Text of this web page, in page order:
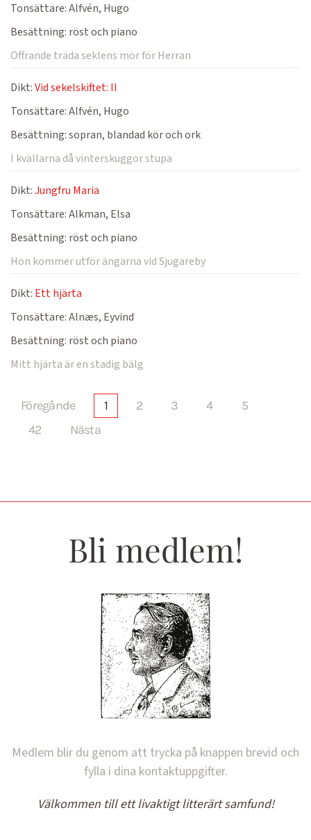
Tonsättare:Alfvén, Hugo
Besättning: röst och piano
Offrande träda seklens mör för Herran
Dikt:Vid sekelskiftet: II
Tonsättare:Alfvén, Hugo
Besättning:sopran, blandad kör och ork
I kvällarna då vinterskuggor stupa
Dikt:Jungfru Maria
Tonsättare:Alkman, Elsa
Besättning: röst och piano
Hon kommer utför ängarna vid Sjugareby
Dikt: Ett hjärta
Tonsättare:Alnæs, Eyvind
Besättning: röst och piano
Mitt hjärta är en stadig bälg
Föregånde 1 2 3 4
5
42
Nästa
Bli medlem!
Medlem blir du genom att trycka på knappen brevid och
fylla i dina kontaktuppgifter.
Välkommen till ett livaktigt litterärt samfund!